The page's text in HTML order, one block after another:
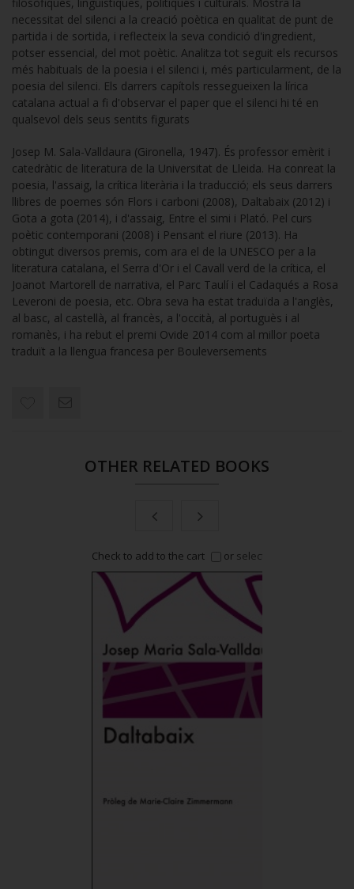
necessitat del silenci a la creació poètica en qualitat de punt de
partida i de sortida, i reflecteix la seva condició d'ingredient,
potser essencial, del mot poètic. Analitza tot seguit els recursos
més habituals de la poesia i el silenci i, més particularment, de la
poesia del silenci. Els darrers capítols ressegueixen la lírica
catalana actual a fi d'observar el paper que el silenci hi té en
qualsevol dels seus sentits figurats
Josep M. Sala-Valldaura (Gironella, 1947). És professor emèrit i
catedràtic de literatura de la Universitat de Lleida. Ha conreat la
poesia, l'assaig, la crítica literària i la traducció; els seus darrers
llibres de poemes són Flors i carboni (2008), Daltabaix (2012) i
Gota a gota (2014), i d'assaig, Entre el simi i Plató. Pel curs
poètic contemporani (2008) i Pensant el riure (2013). Ha
obtingut diversos premis, com ara el de la UNESCO per a la
literatura catalana, el Serra d'Or i el Cavall verd de la crítica, el
Joanot Martorell de narrativa, el Parc Taulí i el Cadaqués a Rosa
Leveroni de poesia, etc. Obra seva ha estat traduïda a l'anglès,
al basc, al castellà, al francès, a l'occità, al portuguès i al
romanès, i ha rebut el premi Ovide 2014 com al millor poeta
traduït a la llengua francesa per Bouleversements
OTHER RELATED BOOKS
Check to add to the cart or select all